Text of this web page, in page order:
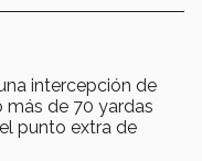
intercepción de
más de 70 yardas
punto extra de